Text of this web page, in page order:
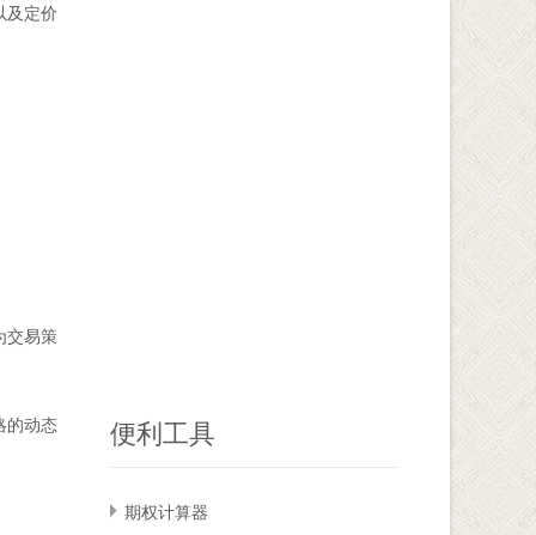
及定价
交易策
的动态 便利工具
期权计算器